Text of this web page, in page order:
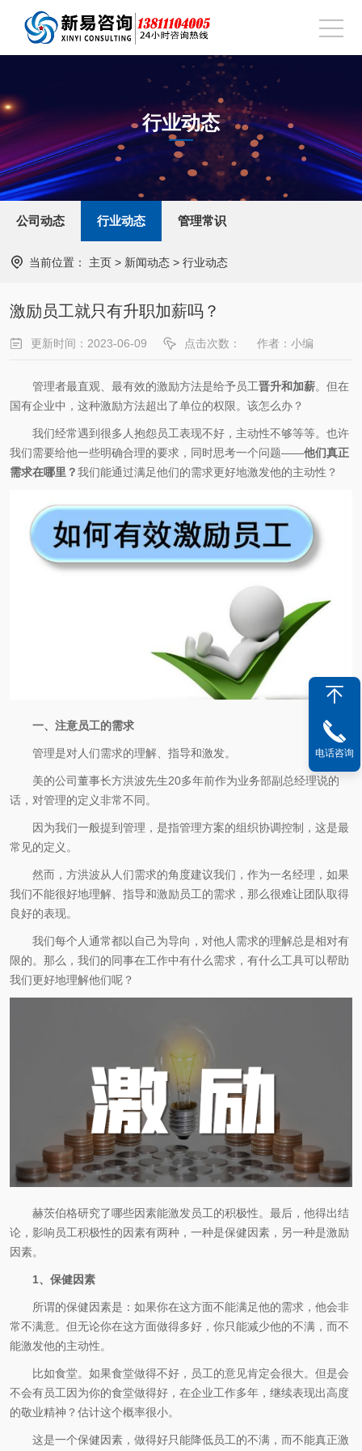
行业动态
公司动态 行业动态 管理常识
当前位置： 主页 > 新闻动态 > 行业动态
激励员工就只有升职加薪吗？
更新时间：2023-06-09 点击次数： 作者：小编
管理者最直观、最有效的激励方法是给予员工晋升和加薪。但在
国有企业中，这种激励方法超出了单位的权限。该怎么办？
我们经常遇到很多人抱怨员工表现不好，主动性不够等等。也许
我们需要给他一些明确合理的要求，同时思考一个问题——他们真正
需求在哪里？我们能通过满足他们的需求更好地激发他的主动性？
一、注意员工的需求
管理是对人们需求的理解、指导和激发。
美的公司董事长方洪波先生20多年前作为业务部副总经理说的
话，对管理的定义非常不同。
因为我们一般提到管理，是指管理方案的组织协调控制，这是最
常见的定义。
然而，方洪波从人们需求的角度建议我们，作为一名经理，如果
我们不能很好地理解、指导和激励员工的需求，那么很难让团队取得
良好的表现。
我们每个人通常都以自己为导向，对他人需求的理解总是相对有
限的。那么，我们的同事在工作中有什么需求，有什么工具可以帮助
我们更好地理解他们呢？
赫茨伯格研究了哪些因素能激发员工的积极性。最后，他得出结
论，影响员工积极性的因素有两种，一种是保健因素，另一种是激励
因素。
1、保健因素
所谓的保健因素是：如果你在这方面不能满足他的需求，他会非
常不满意。但无论你在这方面做得多好，你只能减少他的不满，而不
能激发他的主动性。
比如食堂。如果食堂做得不好，员工的意见肯定会很大。但是会
不会有员工因为你的食堂做得好，在企业工作多年，继续表现出高度
的敬业精神？估计这个概率很小。
这是一个保健因素，做得好只能降低员工的不满，而不能真正激
电话咨询